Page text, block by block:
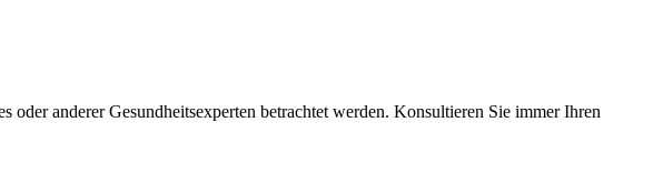
anderer Gesundheitsexperten betrachtet werden. Konsultieren Sie immer Ihren